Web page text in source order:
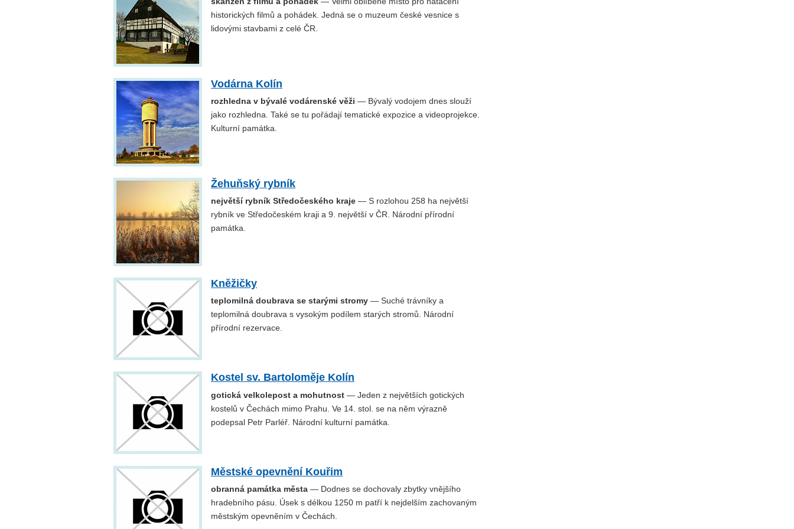
historických filmů a pohádek. Jedná se o muzeum české vesnice s
lidovými stavbami z celé ČR.
Vodárna Kolín
rozhledna v bývalé vodárenské věži — Bývalý vodojem dnes slouží
jako rozhledna. Také se tu pořádají tematické expozice a videoprojekce.
Kulturní památka.
Žehuňský rybník
největší rybník Středočeského kraje — S rozlohou 258 ha největší
rybník ve Středočeském kraji a 9. největší v ČR. Národní přírodní
památka.
Kněžičky
teplomilná doubrava se starými stromy — Suché trávníky a
teplomilná doubrava s vysokým podílem starých stromů. Národní
přírodní rezervace.
Kostel sv. Bartoloměje Kolín
gotická velkolepost a mohutnost — Jeden z největších gotických
kostelů v Čechách mimo Prahu. Ve 14. stol. se na něm výrazně
podepsal Petr Parléř. Národní kulturní památka.
Městské opevnění Kouřim
obranná památka města — Dodnes se dochovaly zbytky vnějšího
hradebního pásu. Úsek s délkou 1250 m patří k nejdelším zachovaným
městským opevněním v Čechách.